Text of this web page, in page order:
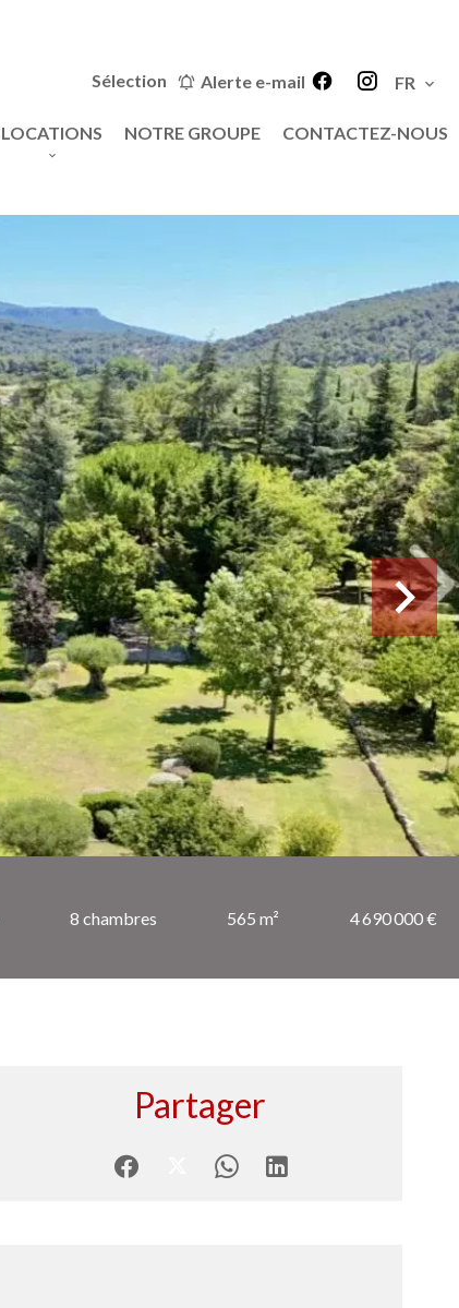
Sélection Alerte e-mail FR
LOCATIONS NOTRE GROUPE CONTACTEZ-NOUS
8 chambres 565 m² 4 690 000 €
Partager